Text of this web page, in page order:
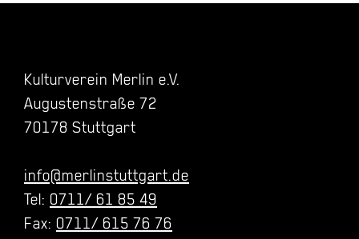
Kulturverein Merlin e.V.
Augustenstraße 72
70178 Stuttgart
info@merlinstuttgart.de
Tel: 0711/ 61 85 49
Fax: 0711/ 615 76 76